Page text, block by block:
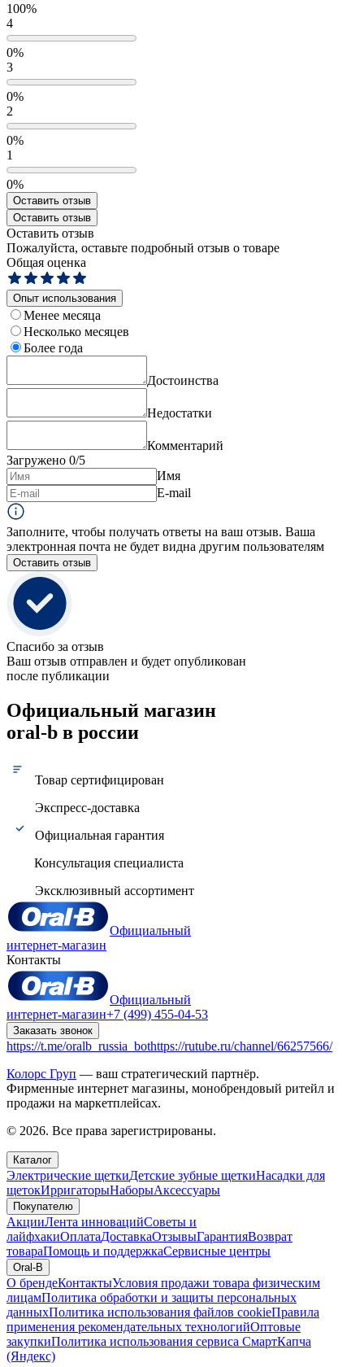
100%
4
0%
3
0%
2
0%
1
0%
Оставить отзыв
Оставить отзыв
Оставить отзыв
Пожалуйста, оставьте подробный отзыв о товаре
Общая оценка
Опыт использования
Менее месяца
Несколько месяцев
Более года
Достоинства
Недостатки
Комментарий
Загружено 0/5
Имя
E-mail
Заполните, чтобы получать ответы на ваш отзыв. Ваша
электронная почта не будет видна другим пользователям
Оставить отзыв
Спасибо за отзыв
Ваш отзыв отправлен и будет опубликован
после публикации
Официальный магазин
oral-b в россии
Товар сертифицирован
Экспресс-доставка
Официальная гарантия
Консультация специалиста
Эксклюзивный ассортимент
Официальный
интернет-магазин
Контакты
Официальный
интернет-магазин+7 (499) 455-04-53
Заказать звонок
https://t.me/oralb_russia_bothttps://rutube.ru/channel/66257566/
Колорс Груп — ваш стратегический партнёр.
Фирменные интернет магазины, монобрендовый ритейл и
продажи на маркетплейсах.
© 2026. Все права зарегистрированы.
Каталог
Электрические щеткиДетские зубные щеткиНасадки для
щетокИрригаторыНаборыАксессуары
Покупателю
АкцииЛента инновацийСоветы и
лайфхакиОплатаДоставкаОтзывыГарантияВозврат
товараПомощь и поддержкаСервисные центры
Oral-B
О брендеКонтактыУсловия продажи товара физическим
лицамПолитика обработки и защиты персональных
данныхПолитика использования файлов cookieПравила
применения рекомендательных технологийОптовые
закупкиПолитика использования сервиса СмартКапча
(Яндекс)